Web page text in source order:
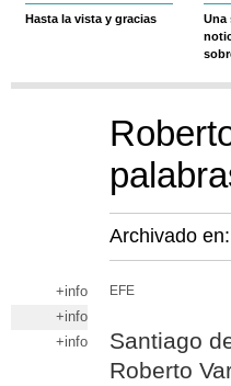
Hasta la vista y gracias
Una
Archivado en:
+info
+info
+info
EFE
Santiago
Roberto